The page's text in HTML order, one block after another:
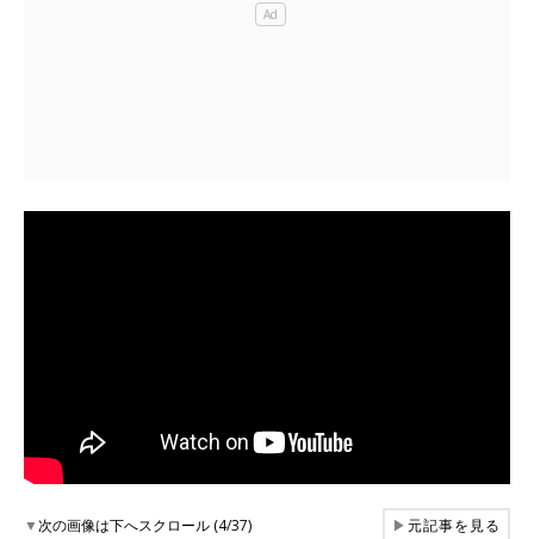
▼次の画像は下へスクロール (4/37) ▶元記事を見る